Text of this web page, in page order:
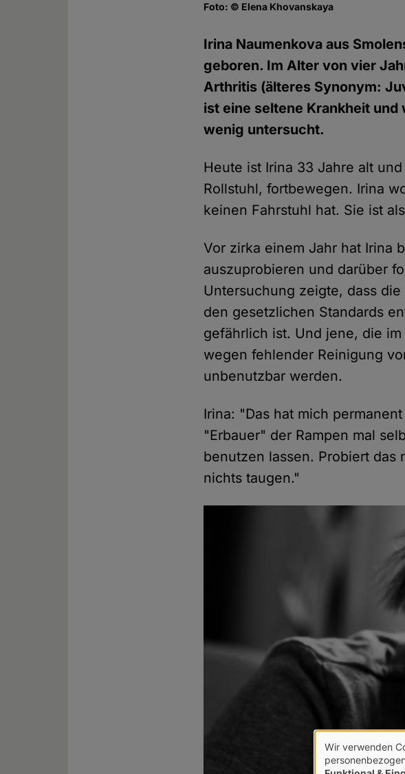
Foto: © Elena Khovanskaya
Irina Naumenkova aus
geboren. Im Alter von vier
Arthritis (älteres Synonym:
ist eine seltene Krankheit und
wenig untersucht.
Heute ist Irina 33 Jahre alt
Rollstuhl, fortbewegen. Irina
keinen Fahrstuhl hat. Sie ist
Vor zirka einem Jahr hat Irina
auszuprobieren und darüber
Untersuchung zeigte, dass
den gesetzlichen Standards
gefährlich ist. Und jene, die
wegen fehlender Reinigung
unbenutzbar werden.
Irina: "Das hat mich
"Erbauer" der Rampen mal
benutzen lassen. Probiert das
nichts taugen."
Wir verwenden